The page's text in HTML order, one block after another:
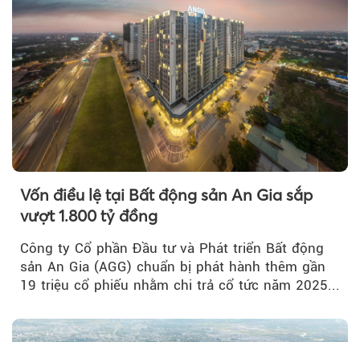
Vốn điều lệ tại Bất động sản An Gia sắp
vượt 1.800 tỷ đồng
Công ty Cổ phần Đầu tư và Phát triển Bất động
sản An Gia (AGG) chuẩn bị phát hành thêm gần
19 triệu cổ phiếu nhằm chi trả cổ tức năm 2025...